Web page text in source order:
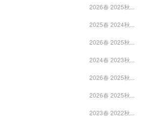
2026春 2025秋...
2025春 2024秋...
2026春 2025秋...
2024春 2023秋...
2026春 2025秋...
2026春 2025秋...
2023春 2022秋...